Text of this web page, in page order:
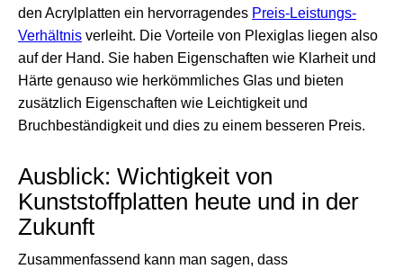
den Acrylplatten ein hervorragendes Preis-Leistungs-
Verhältnis verleiht. Die Vorteile von Plexiglas liegen also
auf der Hand. Sie haben Eigenschaften wie Klarheit und
Härte genauso wie herkömmliches Glas und bieten
zusätzlich Eigenschaften wie Leichtigkeit und
Bruchbeständigkeit und dies zu einem besseren Preis.
Ausblick: Wichtigkeit von
Kunststoffplatten heute und in der
Zukunft
Zusammenfassend kann man sagen, dass